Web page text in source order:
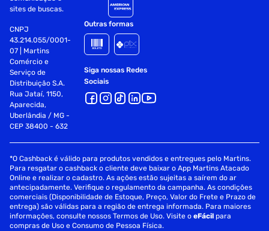
sites de buscas.
CNPJ
43.214.055/0001-
07 | Martins
Comércio e
Serviço de
Distribuição S.A.
Rua Jataí, 1150,
Aparecida,
Uberlândia / MG -
CEP 38400 - 632
Outras formas
Siga nossas Redes
Sociais
*O Cashback é válido para produtos vendidos e entregues pelo Martins.
Para resgatar o cashback o cliente deve baixar o App Martins Atacado
Online e realizar o cadastro. As ações estão sujeitas a saírem do ar
antecipadamente. Verifique o regulamento da campanha. As condições
comerciais (Disponibilidade de Estoque, Preço, Valor do Frete e Prazo de
entrega) são válidas para a região de entrega informada. Para maiores
informações, consulte nossos Termos de Uso. Visite oeFácil para
compras de Uso e Consumo de Pessoa Física.